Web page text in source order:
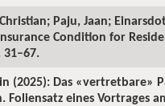
Paju, Jaan;
Condition for
31–67.
(2025): Das «vertretbare»
Foliensatz eines Vortrages